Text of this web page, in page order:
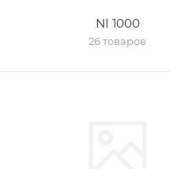
NI 1000
26 товаров